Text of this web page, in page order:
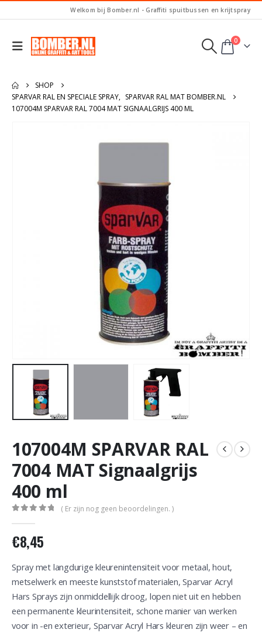
Welkom bij Bomber.nl - Graffiti spuitbussen en krijtspray
0
SHOP
SPARVAR RAL EN SPECIALE SPRAY, SPARVAR RAL MAT BOMBER.NL
107004M SPARVAR RAL 7004 MAT SIGNAALGRIJS 400 ML
107004M SPARVAR RAL
7004 MAT Signaalgrijs
400 ml
( Er zijn nog geen beoordelingen. )
€8,45
Spray met langdurige kleurenintensiteit voor metaal, hout,
metselwerk en meeste kunststof materialen, Sparvar Acryl
Hars Sprays zijn onmiddellijk droog, lopen niet uit en hebben
een permanente kleurintensiteit, schone manier van werken
voor in -en exterieur, Sparvar Acryl Hars kleuren zijn weer – en